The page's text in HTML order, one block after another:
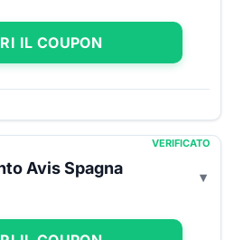
IL COUPON
VERIFICATO
Avis Spagna